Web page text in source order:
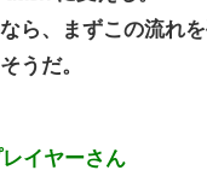
ら、まずこの流れ
うだ。
イヤーさん